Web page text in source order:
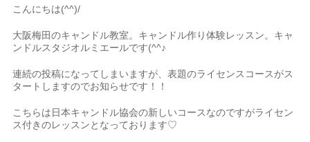
こんにちは(^^)/
大阪梅田のキャンドル教室。キャンドル作り体験レッスン。キャ
ンドルスタジオルミエールです(^^♪
連続の投稿になってしまいますが、表題のライセンスコースがス
タートしますのでお知らせです！！
こちらは日本キャンドル協会の新しいコースなのですがライセン
ス付きのレッスンとなっております♡